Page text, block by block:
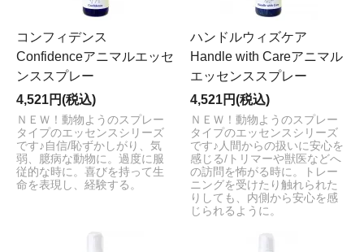
コンフィデンス
Confidenceアニマルエッセ
ンススプレー
4,521円(税込)
ＮＥＷ！動物ようのスプレー
タイプのエッセンスシリーズ
です♪自信/恥ずかしがり、気
弱、臆病な動物に。過度に服
従的な時に。喜びを持って生
命を表現し、経験する。
ハンドルウィズケア
Handle with Careアニマル
エッセンススプレー
4,521円(税込)
ＮＥＷ！動物ようのスプレー
タイプのエッセンスシリーズ
です♪人間からの扱いに安心を
感じる/トリマーや獣医などへ
の訪問を怖がる時に。トレー
ニングを受けたり触れられた
りしても、内側から安心を感
じられるように。